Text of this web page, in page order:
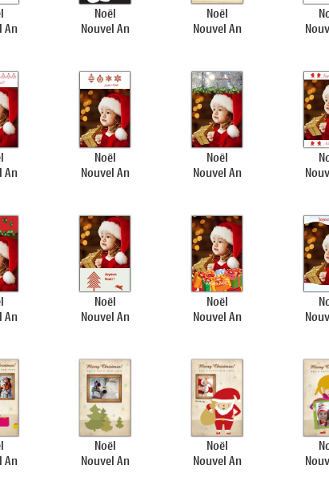
An
Noël
Nouvel An
Noël
Nouvel An
An
Noël
Nouvel An
Noël
Nouvel An
An
Noël
Nouvel An
Noël
Nouvel An
An
Noël
Nouvel An
Noël
Nouvel An